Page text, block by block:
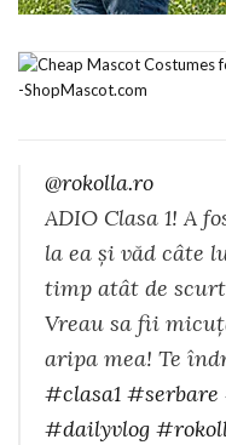
@rokolla.ro
ADIO Clasa 1! A
la ea și văd câte
timp atât de
Vreau sa fii
aripa mea! Te
#clasa1 #serbare
#dailyvlog